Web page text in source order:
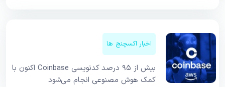
اخبار اکسچنج ها
بیش از ۹۵ درصد کدنویسی Coinbase اکنون با
کمک هوش مصنوعی انجام می‌شود